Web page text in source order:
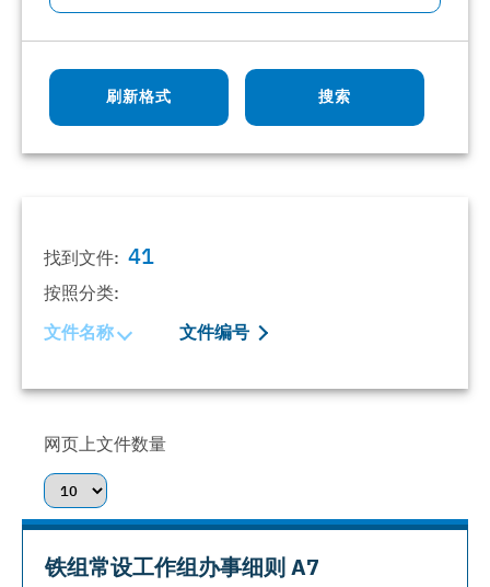
刷新格式 搜索
找到文件: 41
按照分类:
文件名称 文件编号
网页上文件数量
铁组常设工作组办事细则 A7